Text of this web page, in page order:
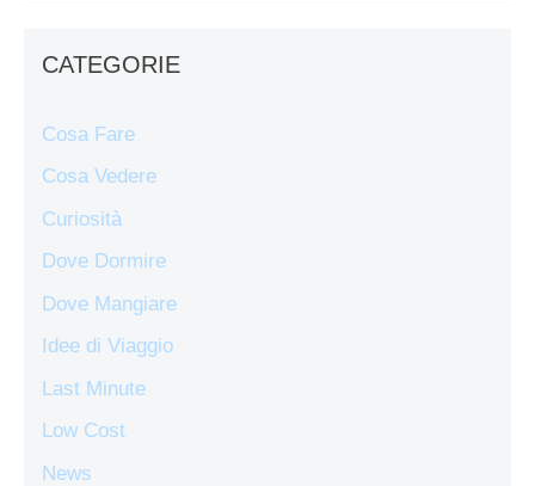
CATEGORIE
Cosa Fare
Cosa Vedere
Curiosità
Dove Dormire
Dove Mangiare
Idee di Viaggio
Last Minute
Low Cost
News